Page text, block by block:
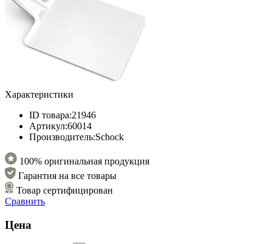
Характеристики
ID товара:21946
Артикул:60014
Производитель:Schock
100% оригинальная продукция
Гарантия на все товары
Товар сертифицирован
Сравнить
Цена